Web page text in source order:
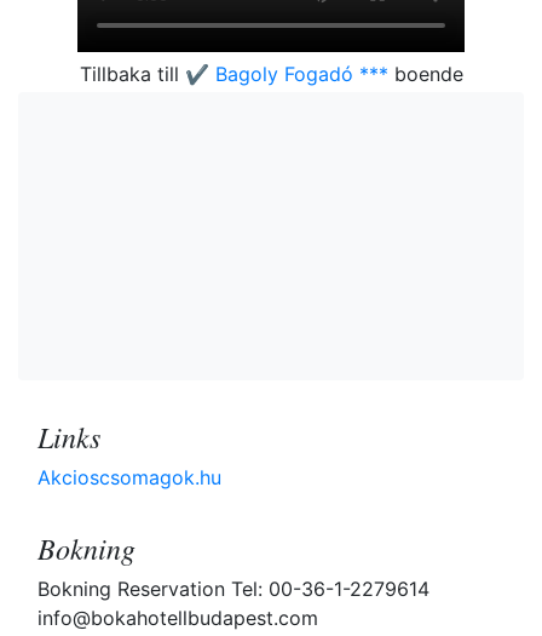
Tillbaka till ✔️ Bagoly Fogadó *** boende
Links
Akcioscsomagok.hu
Bokning
Bokning Reservation Tel: 00-36-1-2279614
info@bokahotellbudapest.com